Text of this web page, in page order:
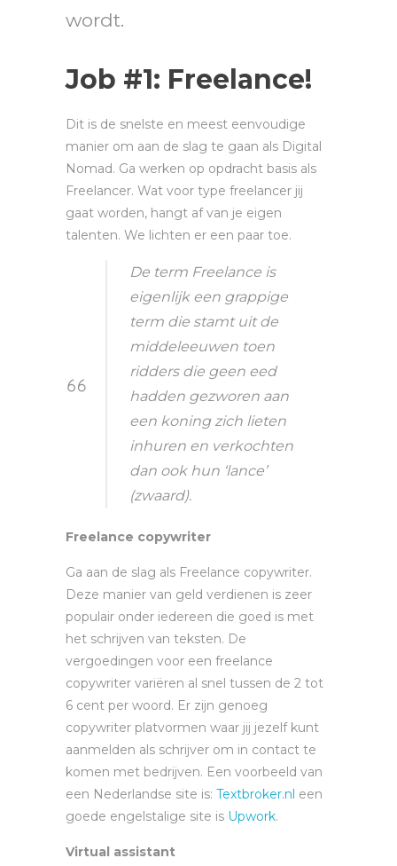
wordt.
Job #1: Freelance!
Dit is de snelste en meest eenvoudige
manier om aan de slag te gaan als Digital
Nomad. Ga werken op opdracht basis als
Freelancer. Wat voor type freelancer jij
gaat worden, hangt af van je eigen
talenten. We lichten er een paar toe.
De term Freelance is
eigenlijk een grappige
term die stamt uit de
middeleeuwen toen
ridders die geen eed
hadden gezworen aan
een koning zich lieten
inhuren en verkochten
dan ook hun ‘lance’
(zwaard).
Freelance copywriter
Ga aan de slag als Freelance copywriter.
Deze manier van geld verdienen is zeer
populair onder iedereen die goed is met
het schrijven van teksten. De
vergoedingen voor een freelance
copywriter variëren al snel tussen de 2 tot
6 cent per woord. Er zijn genoeg
copywriter platvormen waar jij jezelf kunt
aanmelden als schrijver om in contact te
komen met bedrijven. Een voorbeeld van
een Nederlandse site is: Textbroker.nl een
goede engelstalige site is Upwork.
Virtual assistant